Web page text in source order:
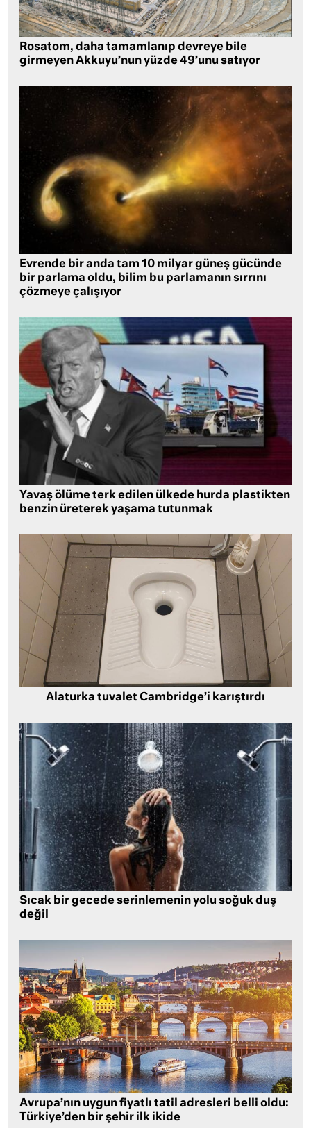
Rosatom, daha tamamlanıp devreye bile
girmeyen Akkuyu’nun yüzde 49’unu satıyor
Evrende bir anda tam 10 milyar güneş gücünde
bir parlama oldu, bilim bu parlamanın sırrını
çözmeye çalışıyor
Yavaş ölüme terk edilen ülkede hurda plastikten
benzin üreterek yaşama tutunmak
Alaturka tuvalet Cambridge’i karıştırdı
Sıcak bir gecede serinlemenin yolu soğuk duş
değil
Avrupa’nın uygun fiyatlı tatil adresleri belli oldu:
Türkiye’den bir şehir ilk ikide